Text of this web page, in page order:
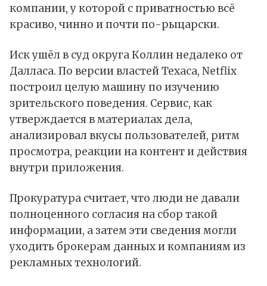
компании, у которой с приватностью всё
красиво, чинно и почти по-рыцарски.
Иск ушёл в суд округа Коллин недалеко от
Далласа. По версии властей Техаса, Netflix
построил целую машину по изучению
зрительского поведения. Сервис, как
утверждается в материалах дела,
анализировал вкусы пользователей, ритм
просмотра, реакции на контент и действия
внутри приложения.
Прокуратура считает, что люди не давали
полноценного согласия на сбор такой
информации, а затем эти сведения могли
уходить брокерам данных и компаниям из
рекламных технологий.